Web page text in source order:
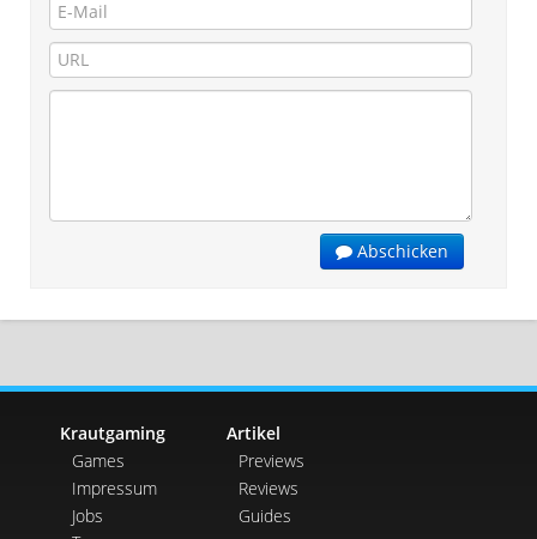
Abschicken
Krautgaming
Games
Impressum
Jobs
Artikel
Previews
Reviews
Guides